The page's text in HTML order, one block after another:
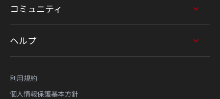
コミュニティ
ヘルプ
利用規約
個人情報保護基本方針